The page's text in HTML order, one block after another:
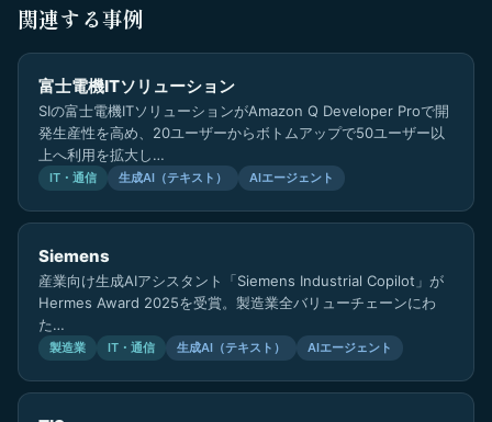
関連する事例
富士電機ITソリューション
SIの富士電機ITソリューションがAmazon Q Developer Proで開
発生産性を高め、20ユーザーからボトムアップで50ユーザー以
上へ利用を拡大し…
IT・通信 生成AI（テキスト） AIエージェント
Siemens
産業向け生成AIアシスタント「Siemens Industrial Copilot」が
Hermes Award 2025を受賞。製造業全バリューチェーンにわ
た…
製造業 IT・通信 生成AI（テキスト） AIエージェント